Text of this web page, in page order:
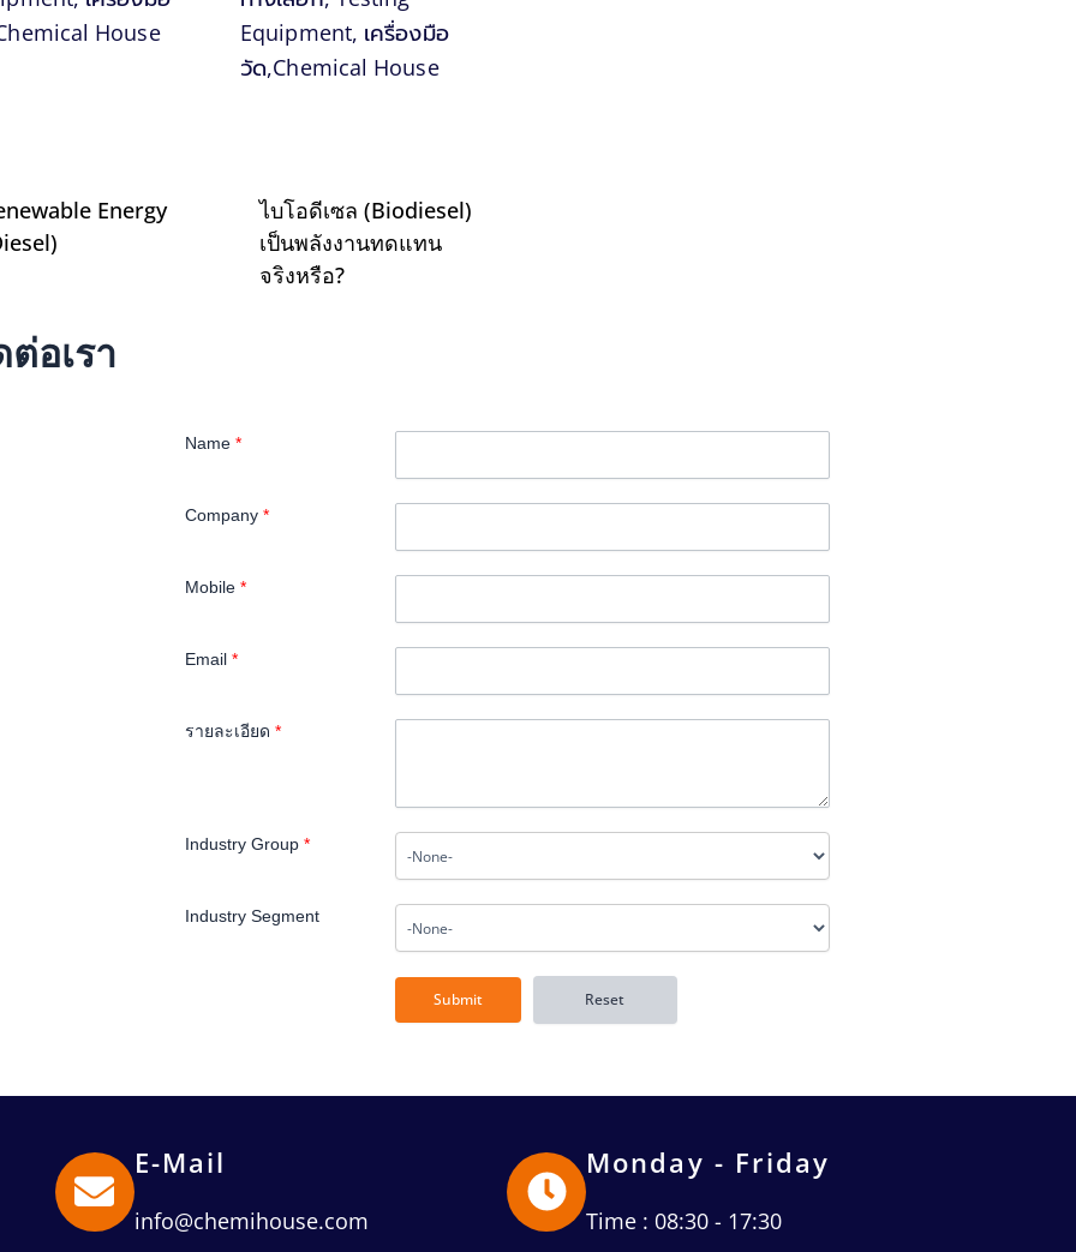
Energy
ไบโอดีเซล (Biodiesel)
เป็นพลังงานทดแทน
จริงหรือ?
อเรา
Name *
Company *
Mobile *
Email *
รายละเอียด *
Industry Group *
Industry Segment
E-Mail
info@chemihouse.com
Monday - Friday
Time : 08:30 - 17:30